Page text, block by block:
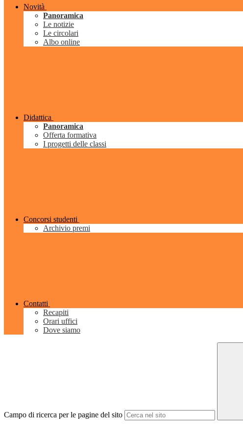
Novità
Panoramica
Le notizie
Le circolari
Albo online
Didattica
Panoramica
Offerta formativa
I progetti delle classi
Concorsi studenti
Archivio premi
Contatti
Recapiti
Orari uffici
Dove siamo
Campo di ricerca per le pagine del sito